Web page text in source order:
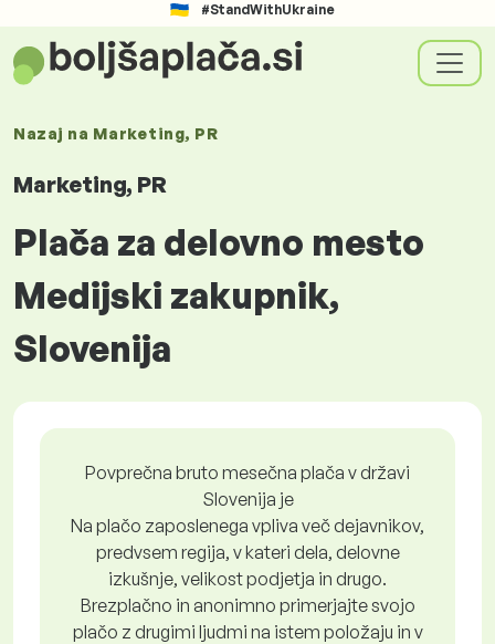
#StandWithUkraine
Nazaj na Marketing, PR
Marketing, PR
Plača za delovno mesto
Medijski zakupnik,
Slovenija
Povprečna bruto mesečna plača v državi
Slovenija je
Na plačo zaposlenega vpliva več dejavnikov,
predvsem regija, v kateri dela, delovne
izkušnje, velikost podjetja in drugo.
Brezplačno in anonimno primerjajte svojo
plačo z drugimi ljudmi na istem položaju in v